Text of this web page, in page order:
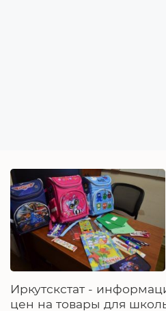
Иркутскстат -
цен на товары для